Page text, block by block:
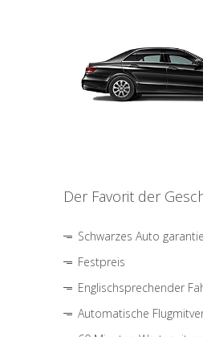
Der Favorit der
Schwarzes Auto
Festpreis
Englischsprechender
Automatische